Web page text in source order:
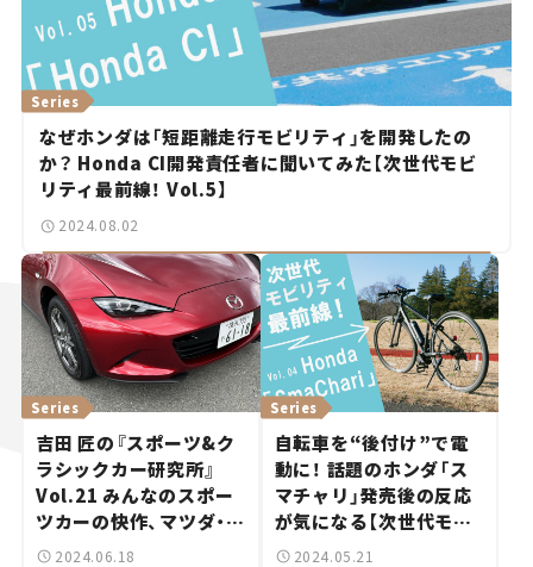
なぜホンダは「短距離走行モビリティ」を開発したの
か？ Honda CI開発責任者に聞いてみた【次世代モビ
リティ最前線！ Vol.5】
Series
2024.08.02
吉田 匠の『スポーツ&ク
ラシックカー研究所』
Vol.21 みんなのスポー
ツカーの快作、マツダ・ロ
ードスター。
Series
2024.06.18
自転車を“後付け”で電
動に！ 話題のホンダ「ス
マチャリ」発売後の反応
が気になる【次世代モビ
リティ最前線！Vol.4】
Series
2024.05.21